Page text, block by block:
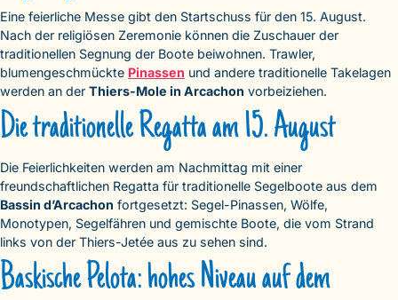
Eine feierliche Messe gibt den Startschuss für den 15. August.
Nach der religiösen Zeremonie können die Zuschauer der
traditionellen Segnung der Boote beiwohnen. Trawler,
blumengeschmückte Pinassen und andere traditionelle Takelagen
werden an der Thiers-Mole in Arcachon vorbeiziehen.
Die traditionelle Regatta am 15. August
Die Feierlichkeiten werden am Nachmittag mit einer
freundschaftlichen Regatta für traditionelle Segelboote aus dem
Bassin d’Arcachon fortgesetzt: Segel-Pinassen, Wölfe,
Monotypen, Segelfähren und gemischte Boote, die vom Strand
links von der Thiers-Jetée aus zu sehen sind.
Baskische Pelota: hohes Niveau auf dem